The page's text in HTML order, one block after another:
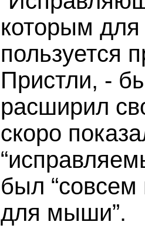
которым для
пользуется
Пристли, -
расширил
скоро
был
для мыши”.